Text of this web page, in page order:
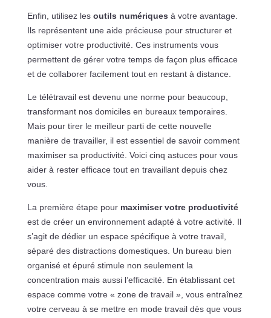
Enfin, utilisez les outils numériques à votre avantage.
Ils représentent une aide précieuse pour structurer et
optimiser votre productivité. Ces instruments vous
permettent de gérer votre temps de façon plus efficace
et de collaborer facilement tout en restant à distance.
Le télétravail est devenu une norme pour beaucoup,
transformant nos domiciles en bureaux temporaires.
Mais pour tirer le meilleur parti de cette nouvelle
manière de travailler, il est essentiel de savoir comment
maximiser sa productivité. Voici cinq astuces pour vous
aider à rester efficace tout en travaillant depuis chez
vous.
La première étape pour maximiser votre productivité
est de créer un environnement adapté à votre activité. Il
s’agit de dédier un espace spécifique à votre travail,
séparé des distractions domestiques. Un bureau bien
organisé et épuré stimule non seulement la
concentration mais aussi l’efficacité. En établissant cet
espace comme votre « zone de travail », vous entraînez
votre cerveau à se mettre en mode travail dès que vous